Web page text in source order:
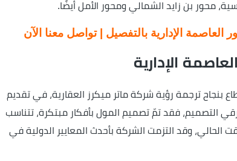
محور بن زايد الشمالي ومحور الأمل أيضًا.
الإدارية بالتفصيل | تواصل معنا الآن
الإدارية
بنجاح ترجمة رؤية شركة ماتر ميكرز العقارية، في تقديم
التصميم، فقد تمّ تصميم المول بأفكار مبتكرة، تتناسب
الحالي، وقد التزمت الشركة بأحدث المعايير الدولية في